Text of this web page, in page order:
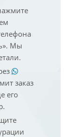
Мы
заказ
его